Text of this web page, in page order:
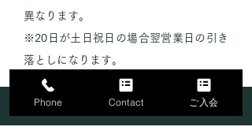
異なります。
※20日が土日祝日の場合翌営業日の引き
落としになります。
Phone Contact ご入会